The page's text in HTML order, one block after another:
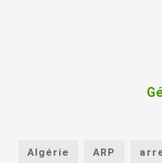
Algérie ARP